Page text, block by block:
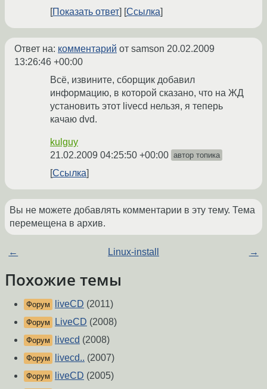
Показать ответ
Ссылка
Ответ на: комментарий от samson 20.02.2009
13:26:46 +00:00
Всё, извините, сборщик добавил
информацию, в которой сказано, что на ЖД
установить этот livecd нельзя, я теперь
качаю dvd.
kulguy
21.02.2009 04:25:50 +00:00 автор топика
Ссылка
Вы не можете добавлять комментарии в эту тему. Тема
перемещена в архив.
← Linux-install →
Похожие темы
Форум liveCD (2011)
Форум LiveCD (2008)
Форум livecd (2008)
Форум livecd.. (2007)
Форум liveCD (2005)